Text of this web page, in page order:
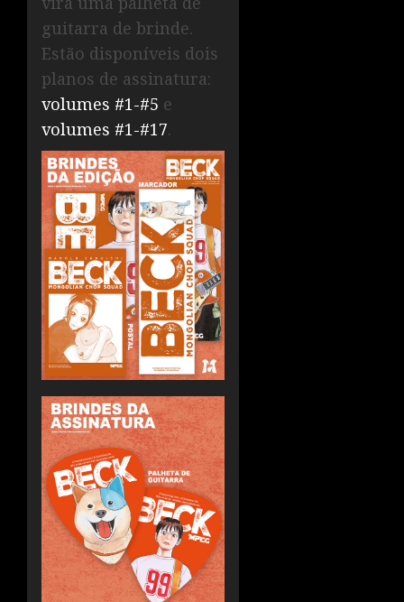
guitarra de brinde.
Estão disponíveis dois
planos de assinatura:
volumes #1-#5 e
volumes #1-#17.